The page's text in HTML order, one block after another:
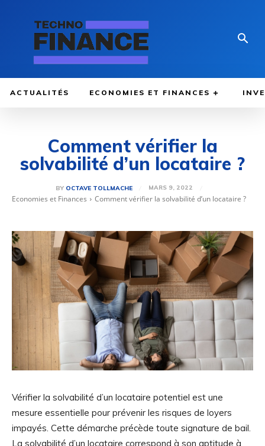
ACTUALITÉS ECONOMIES ET FINANCES
Comment vérifier la
solvabilité d’un locataire ?
BY OCTAVE TOLLMACHE MARS 9, 2022
Economies et Finances Comment vérifier la solvabilité d’un locataire ?
Vérifier la solvabilité d’un locataire potentiel est une
mesure essentielle pour prévenir les risques de loyers
impayés. Cette démarche précède toute signature de bail.
La solvabilité d’un locataire correspond à son aptitude à